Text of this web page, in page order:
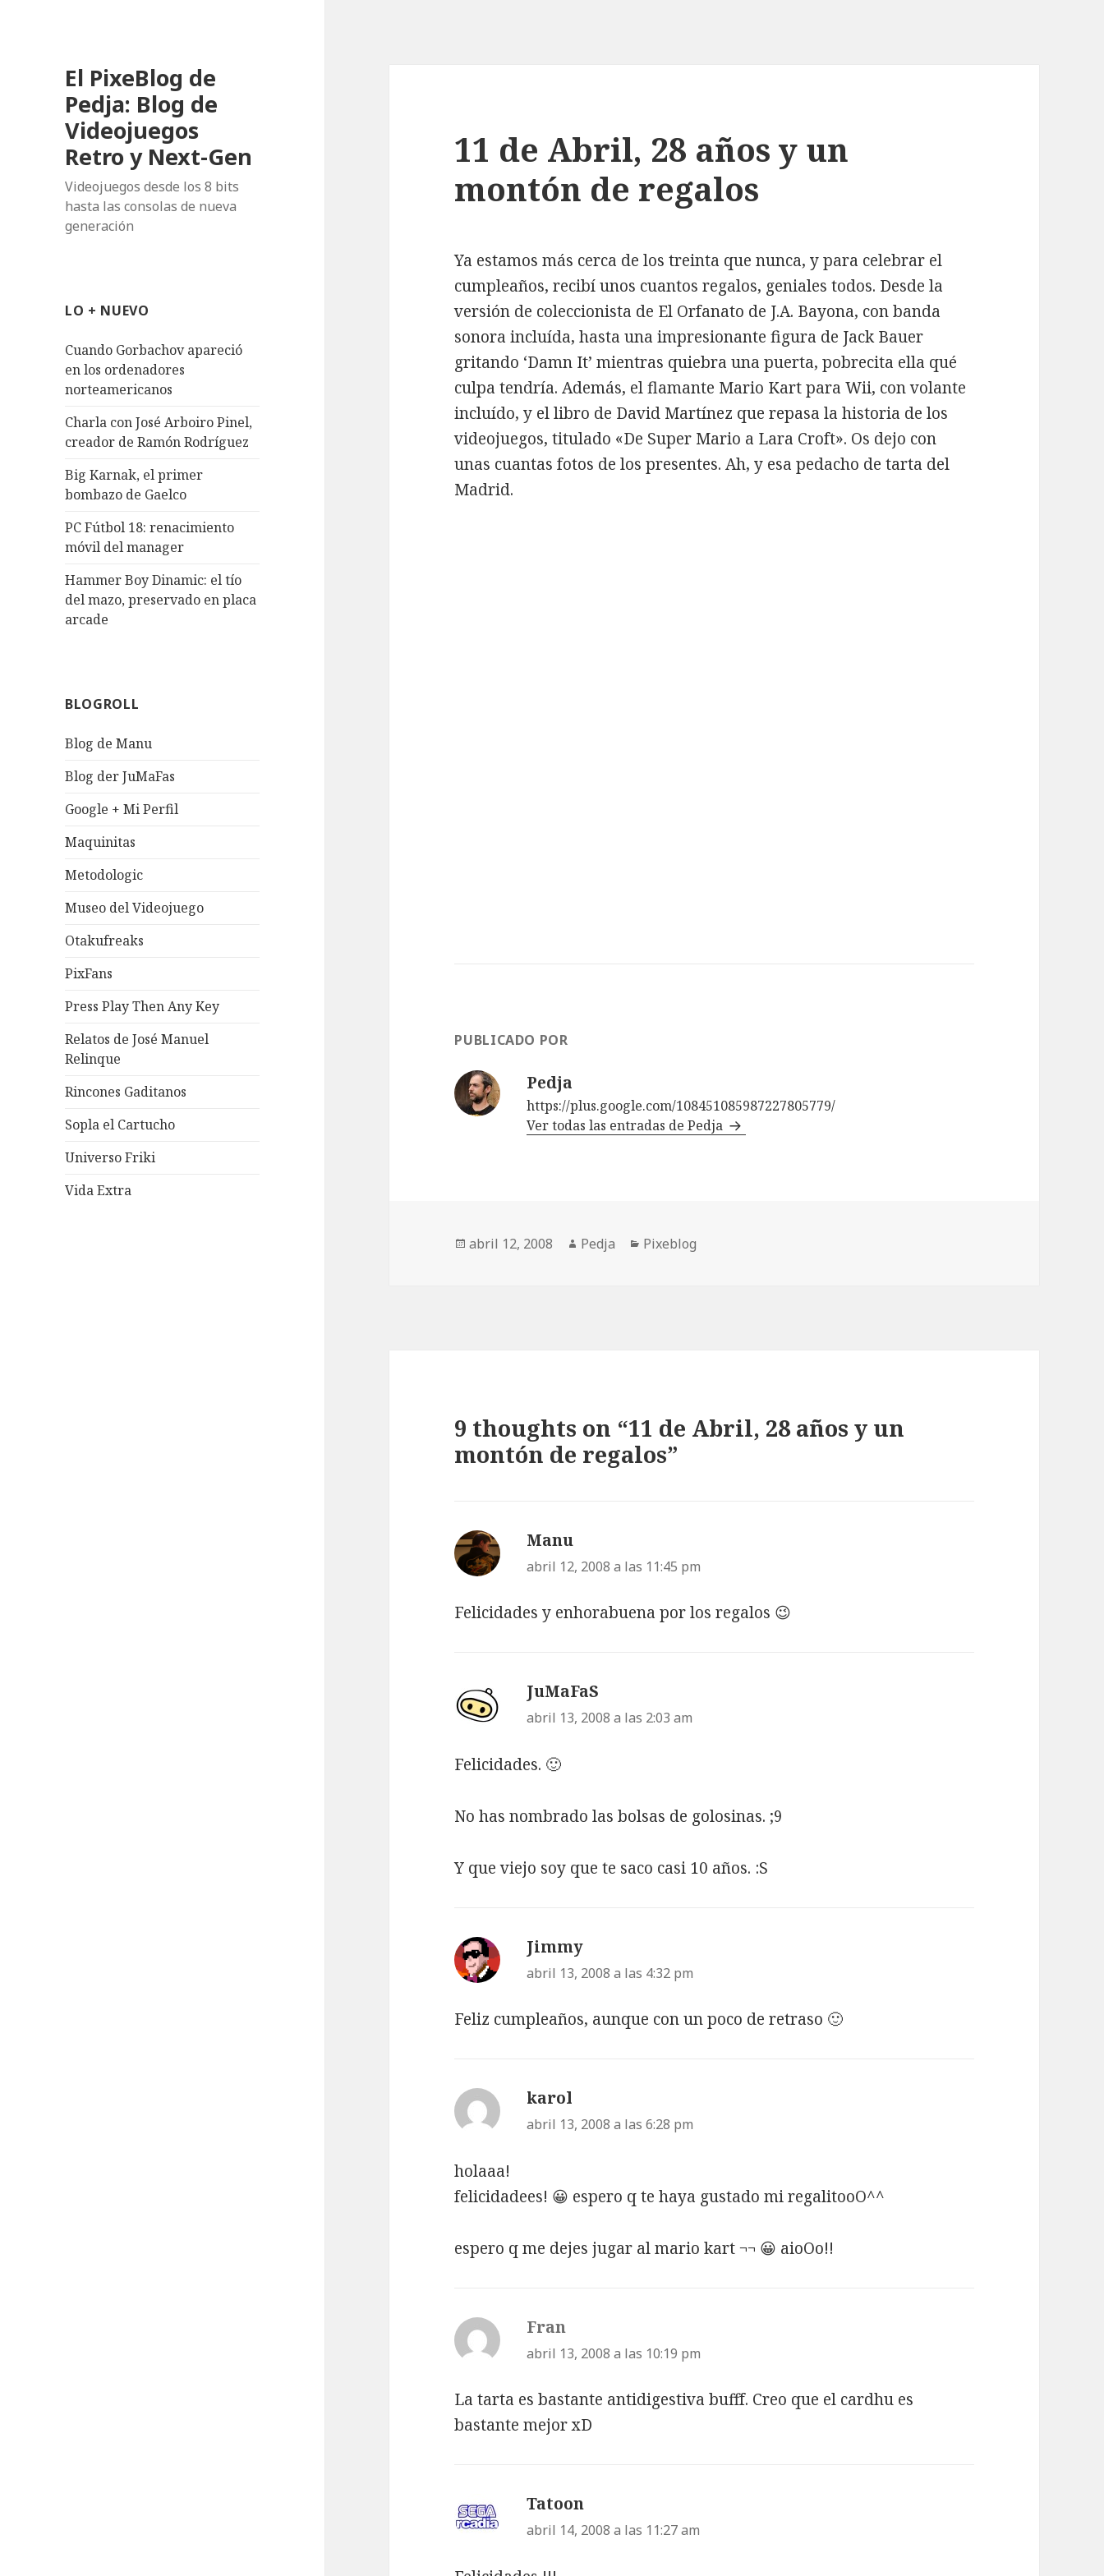
El PixeBlog de
Pedja: Blog de
Videojuegos
Retro y Next-Gen
Videojuegos desde los 8 bits
hasta las consolas de nueva
generación
LO + NUEVO
Cuando Gorbachov apareció
en los ordenadores
norteamericanos
Charla con José Arboiro Pinel,
creador de Ramón Rodríguez
Big Karnak, el primer
bombazo de Gaelco
PC Fútbol 18: renacimiento
móvil del manager
Hammer Boy Dinamic: el tío
del mazo, preservado en placa
arcade
BLOGROLL
Blog de Manu
Blog der JuMaFas
Google + Mi Perfil
Maquinitas
Metodologic
Museo del Videojuego
Otakufreaks
PixFans
Press Play Then Any Key
Relatos de José Manuel
Relinque
Rincones Gaditanos
Sopla el Cartucho
Universo Friki
Vida Extra
11 de Abril, 28 años y un
montón de regalos
Ya estamos más cerca de los treinta que nunca, y para celebrar el
cumpleaños, recibí unos cuantos regalos, geniales todos. Desde la
versión de coleccionista de El Orfanato de J.A. Bayona, con banda
sonora incluída, hasta una impresionante figura de Jack Bauer
gritando ‘Damn It’ mientras quiebra una puerta, pobrecita ella qué
culpa tendría. Además, el flamante Mario Kart para Wii, con volante
incluído, y el libro de David Martínez que repasa la historia de los
videojuegos, titulado «De Super Mario a Lara Croft». Os dejo con
unas cuantas fotos de los presentes. Ah, y esa pedacho de tarta del
Madrid.
PUBLICADO POR
Pedja
https://plus.google.com/108451085987227805779/
Ver todas las entradas de Pedja
Publicado
abril 12, 2008 Autor
Pedja Categorías
Pixeblog
9 thoughts on “11 de Abril, 28 años y un
montón de regalos”
Manu
abril 12, 2008 a las 11:45 pm
Felicidades y enhorabuena por los regalos 😉
JuMaFaS
abril 13, 2008 a las 2:03 am
Felicidades. 🙂
No has nombrado las bolsas de golosinas. ;9
Y que viejo soy que te saco casi 10 años. :S
Jimmy
abril 13, 2008 a las 4:32 pm
Feliz cumpleaños, aunque con un poco de retraso 🙂
karol
abril 13, 2008 a las 6:28 pm
holaaa!
felicidadees! 😀 espero q te haya gustado mi regalitooO^^
espero q me dejes jugar al mario kart ¬¬ 😀 aioOo!!
Fran
abril 13, 2008 a las 10:19 pm
La tarta es bastante antidigestiva bufff. Creo que el cardhu es
bastante mejor xD
Tatoon
abril 14, 2008 a las 11:27 am